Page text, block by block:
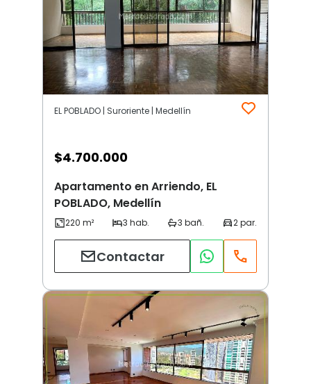
EL POBLADO | Suroriente | Medellín
$4.700.000
Apartamento en Arriendo, EL
POBLADO, Medellín
Contactar